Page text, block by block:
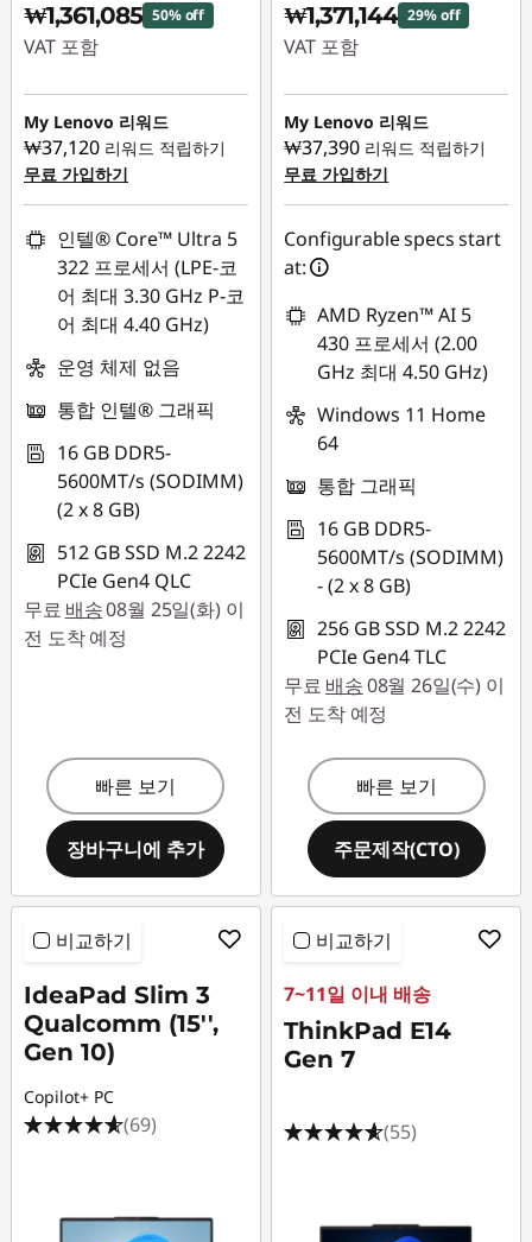
₩1,361,085 50% off
VAT 포함
즉시 할인: :-
₩1,399,917
My Lenovo 리워드
₩37,120 리워드 적립하기
무료 가입하기
인텔® Core™ Ultra 5
322 프로세서 (LPE-코
어 최대 3.30 GHz P-코
어 최대 4.40 GHz)
운영 체제 없음
통합 인텔® 그래픽
16 GB DDR5-
5600MT/s (SODIMM)
(2 x 8 GB)
512 GB SSD M.2 2242
PCIe Gen4 QLC
무료 배송08월 25일(화) 이
전 도착 예정
빠른 보기
장바구니에 추가
₩1,371,144 29% off
VAT 포함
즉시 할인: :-
₩560,858
My Lenovo 리워드
₩37,390 리워드 적립하기
무료 가입하기
Configurable specs start
at:
AMD Ryzen™ AI 5
430 프로세서 (2.00
GHz 최대 4.50 GHz)
Windows 11 Home
64
통합 그래픽
16 GB DDR5-
5600MT/s (SODIMM)
- (2 x 8 GB)
256 GB SSD M.2 2242
PCIe Gen4 TLC
무료 배송08월 26일(수) 이
전 도착 예정
빠른 보기
주문제작(CTO)
비교하기
IdeaPad Slim 3
Qualcomm (15'',
Gen 10)
Copilot+ PC
(69)
비교하기
7~11일 이내 배송
ThinkPad E14
Gen 7
(55)